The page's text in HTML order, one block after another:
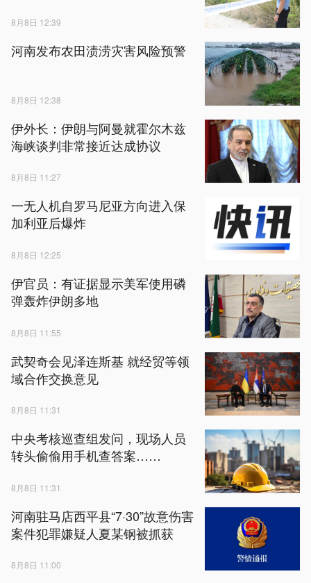
8月8日 12:39
河南发布农田渍涝灾害风险预警
8月8日 12:38
伊外长：伊朗与阿曼就霍尔木兹
海峡谈判非常接近达成协议
8月8日 11:27
一无人机自罗马尼亚方向进入保
加利亚后爆炸
8月8日 12:25
伊官员：有证据显示美军使用磷
弹轰炸伊朗多地
8月8日 11:55
武契奇会见泽连斯基 就经贸等领
域合作交换意见
8月8日 11:31
中央考核巡查组发问，现场人员
转头偷偷用手机查答案……
8月8日 11:31
河南驻马店西平县“7·30”故意伤害
案件犯罪嫌疑人夏某钢被抓获
8月8日 11:00